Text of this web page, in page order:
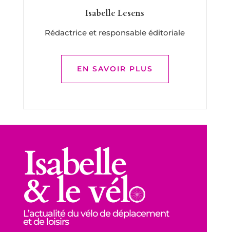
Isabelle Lesens
Rédactrice et responsable éditoriale
EN SAVOIR PLUS
L’actualité du vélo de déplacement
et de loisirs